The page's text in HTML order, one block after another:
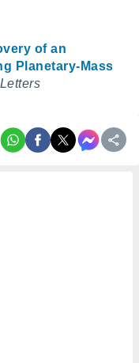
of an
Planetary-Mass